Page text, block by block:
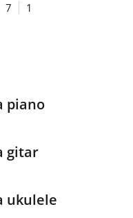
7 1
piano
gitar
ukulele